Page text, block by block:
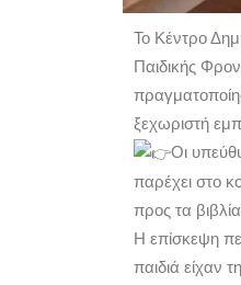
Το Κέντρο
Παιδικής
ξεχωριστή
Οι
παρέχει στο
προς τα
Η επίσκεψη
παιδιά είχαν